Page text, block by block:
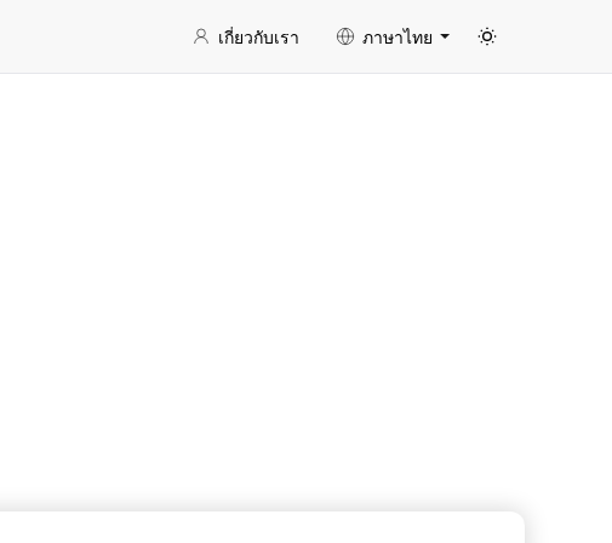
เกี่ยวกับเรา ภาษาไทย